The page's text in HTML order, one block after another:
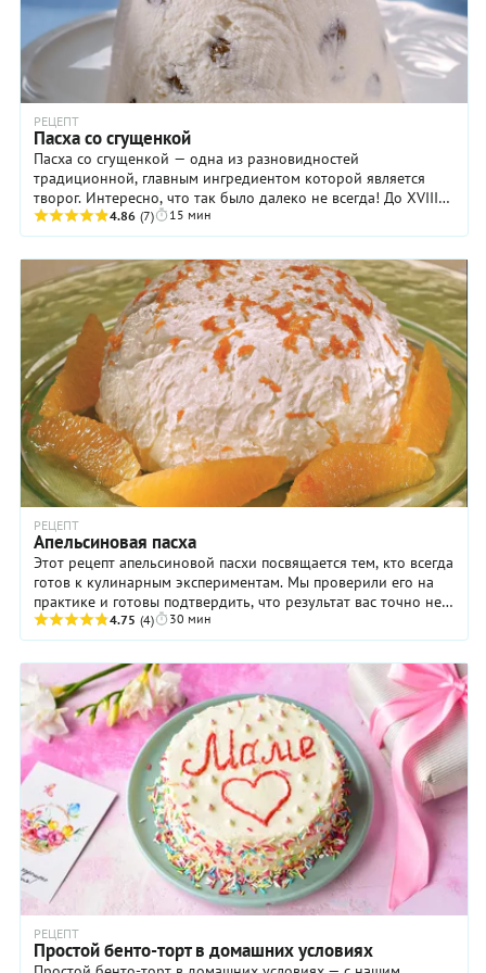
РЕЦЕПТ
Пасха со сгущенкой
Пасха со сгущенкой — одна из разновидностей
традиционной, главным ингредиентом которой является
творог. Интересно, что так было далеко не всегда! До XVIII
века пасху готовили из обычного сгустка ...
4.86 (7) 15 мин
РЕЦЕПТ
Апельсиновая пасха
Этот рецепт апельсиновой пасхи посвящается тем, кто всегда
готов к кулинарным экспериментам. Мы проверили его на
практике и готовы подтвердить, что результат вас точно не
разочарует. Апельсиновая ...
4.75 (4) 30 мин
РЕЦЕПТ
Простой бенто-торт в домашних условиях